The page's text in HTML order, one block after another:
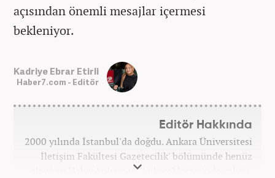
açısından önemli mesajlar içermesi
bekleniyor.
Kadriye Ebrar Etirli
Haber7.com - Editör
Editör Hakkında
2000 yılında İstanbul'da doğdu. Ankara Üniversitesi
İletişim Fakültesi Gazetecilik' bölümünde henüz
okurken HaberAnkara ve AnkaraMasası'nda çalıştı.